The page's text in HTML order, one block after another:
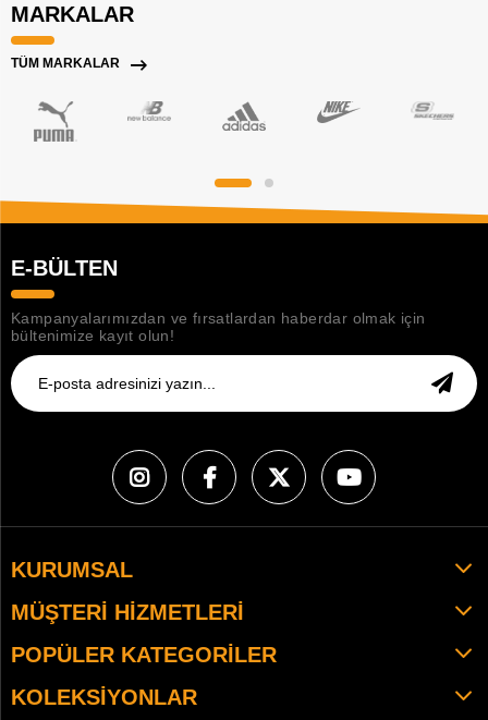
MARKALAR
TÜM MARKALAR
E-BÜLTEN
Kampanyalarımızdan ve fırsatlardan haberdar olmak için
bültenimize kayıt olun!
KURUMSAL
MÜŞTERI HIZMETLERI
POPÜLER KATEGORILER
KOLEKSIYONLAR